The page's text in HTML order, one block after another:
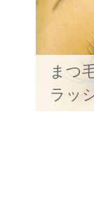
まつ
ラッ